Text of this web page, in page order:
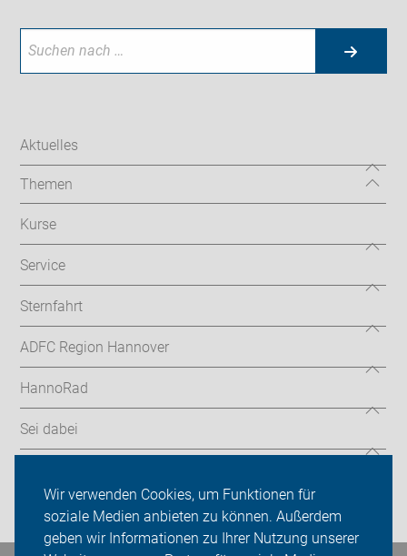
Wir verwenden Cookies, um Funktionen für
soziale Medien anbieten zu können. Außerdem
geben wir Informationen zu Ihrer Nutzung unserer
Aktuelles
Themen
Kurse
Service
Sternfahrt
ADFC Region Hannover
HannoRad
Sei dabei
Login